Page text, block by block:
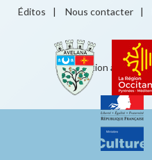
Éditos | Nous contacter |
Éducation artistique